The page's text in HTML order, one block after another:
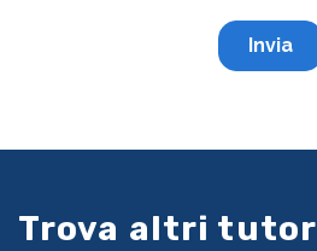
Trova altri tutor